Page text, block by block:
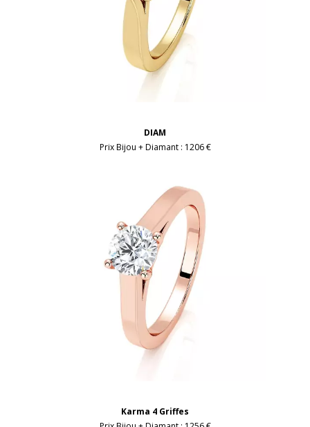
DIAM
Prix Bijou + Diamant : 1206 €
Karma 4 Griffes